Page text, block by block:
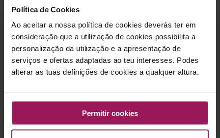
Política de Cookies
Ao aceitar a nossa política de cookies deverás ter em
consideração que a utilização de cookies possibilita a
personalização da utilização e a apresentação de
serviços e ofertas adaptadas ao teu interesses. Podes
alterar as tuas definições de cookies a qualquer altura.
Permitir cookies
Desde a sua descoberta, há 8000 a.C, o pão constitui um